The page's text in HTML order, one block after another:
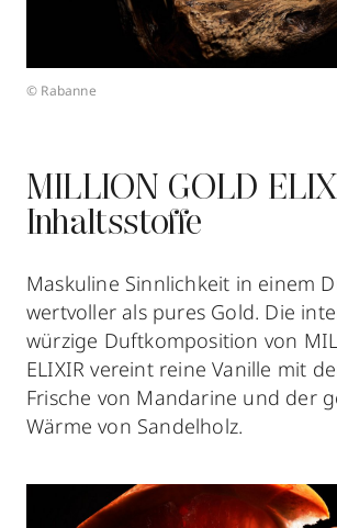
© Rabanne
MILLION GOLD
Inhaltsstoffe
Maskuline Sinnlichkeit in einem
wertvoller als pures Gold. Die
würzige Duftkomposition von
ELIXIR vereint reine Vanille mit
Frische von Mandarine und der
Wärme von Sandelholz.